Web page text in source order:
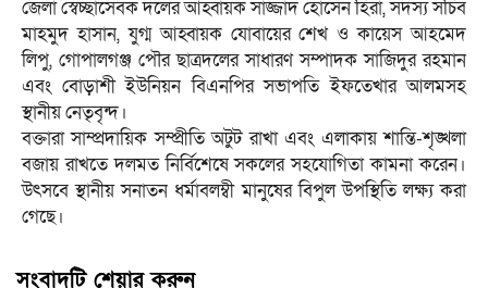
জেলা স্বেচ্ছাসেবক দলের আহ্বায়ক সাজ্জাদ হোসেন হিরা, সদস্য সচিব
মাহমুদ হাসান, যুগ্ম আহ্বায়ক যোবায়ের শেখ ও কায়েস আহমেদ
লিপু, গোপালগঞ্জ পৌর ছাত্রদলের সাধারণ সম্পাদক সাজিদুর রহমান
এবং বোড়াশী ইউনিয়ন বিএনপির সভাপতি ইফতেখার আলমসহ
স্থানীয় নেতৃবৃন্দ।
বক্তারা সাম্প্রদায়িক সম্প্রীতি অটুট রাখা এবং এলাকায় শান্তি-শৃঙ্খলা
বজায় রাখতে দলমত নির্বিশেষে সকলের সহযোগিতা কামনা করেন।
উৎসবে স্থানীয় সনাতন ধর্মাবলম্বী মানুষের বিপুল উপস্থিতি লক্ষ্য করা
গেছে।
সংবাদটি শেয়ার করুন